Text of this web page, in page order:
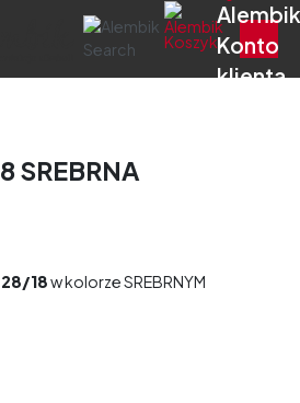
SREBRNA
18w kolorze SREBRNYM